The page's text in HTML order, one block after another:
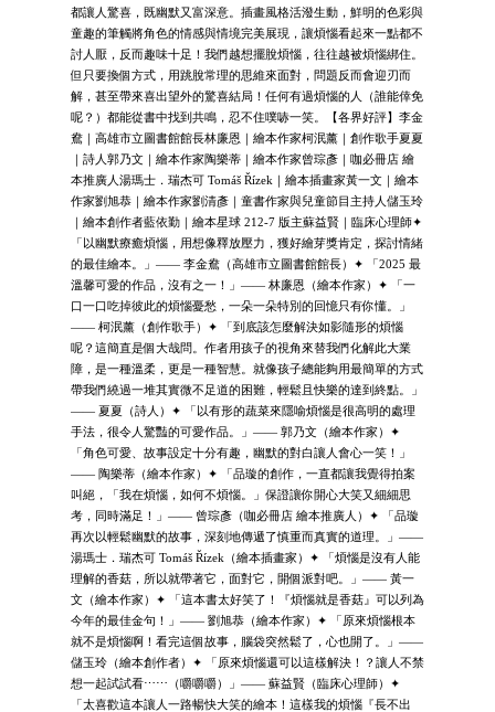
都讓人驚喜，既幽默又富深意。插畫風格活潑生動，鮮明的色彩與
童趣的筆觸將角色的情感與情境完美展現，讓煩惱看起來一點都不
討人厭，反而趣味十足！我們越想擺脫煩惱，往往越被煩惱綁住。
但只要換個方式，用跳脫常理的思維來面對，問題反而會迎刃而
解，甚至帶來喜出望外的驚喜結局！任何有過煩惱的人（誰能倖免
呢？）都能從書中找到共鳴，忍不住噗哧一笑。【各界好評】李金
鴦｜高雄市立圖書館館長林廉恩｜繪本作家柯泯薰｜創作歌手夏夏
｜詩人郭乃文｜繪本作家陶樂蒂｜繪本作家曾琮彥｜咖必冊店 繪
本推廣人湯瑪士．瑞杰可 Tomáš Řízek｜繪本插畫家黃一文｜繪本
作家劉旭恭｜繪本作家劉清彥｜童書作家與兒童節目主持人儲玉玲
｜繪本創作者藍依勤｜繪本星球 212-7 版主蘇益賢｜臨床心理師✦
「以幽默療癒煩惱，用想像釋放壓力，獲好繪芽獎肯定，探討情緒
的最佳繪本。」—— 李金鴦（高雄市立圖書館館長）✦ 「2025 最
溫馨可愛的作品，沒有之一！」—— 林廉恩（繪本作家）✦ 「一
口一口吃掉彼此的煩惱憂愁，一朵一朵特別的回憶只有你懂。」
—— 柯泯薰（創作歌手）✦ 「到底該怎麼解決如影隨形的煩惱
呢？這簡直是個大哉問。作者用孩子的視角來替我們化解此大業
障，是一種溫柔，更是一種智慧。就像孩子總能夠用最簡單的方式
帶我們繞過一堆其實微不足道的困難，輕鬆且快樂的達到終點。」
—— 夏夏（詩人）✦ 「以有形的蔬菜來隱喻煩惱是很高明的處理
手法，很令人驚豔的可愛作品。」—— 郭乃文（繪本作家）✦
「角色可愛、故事設定十分有趣，幽默的對白讓人會心一笑！」
—— 陶樂蒂（繪本作家）✦ 「品璇的創作，一直都讓我覺得拍案
叫絕，「我在煩惱，如何不煩惱。」保證讓你開心大笑又細細思
考，同時滿足！」—— 曾琮彥（咖必冊店 繪本推廣人）✦ 「品璇
再次以輕鬆幽默的故事，深刻地傳遞了慎重而真實的道理。」——
湯瑪士．瑞杰可 Tomáš Řízek（繪本插畫家）✦ 「煩惱是沒有人能
理解的香菇，所以就帶著它，面對它，開個派對吧。」—— 黃一
文（繪本作家）✦ 「這本書太好笑了！『煩惱就是香菇』可以列為
今年的最佳金句！」—— 劉旭恭（繪本作家）✦ 「原來煩惱根本
就不是煩惱啊！看完這個故事，腦袋突然鬆了，心也開了。」——
儲玉玲（繪本創作者）✦ 「原來煩惱還可以這樣解決！？讓人不禁
想一起試試看⋯⋯（嚼嚼嚼）」—— 蘇益賢（臨床心理師）✦
「太喜歡這本讓人一路暢快大笑的繪本！這樣我的煩惱『長不出